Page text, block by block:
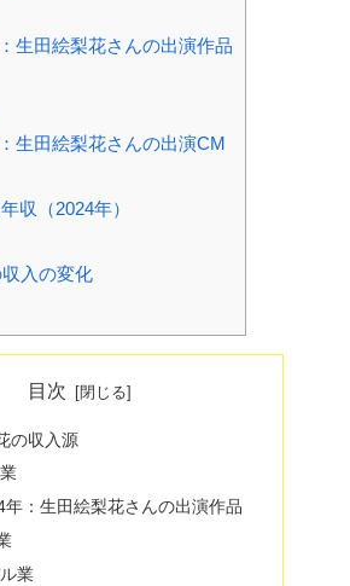
生田絵梨花さんの出演作品
生田絵梨花さんの出演CM
収（2024年）
入の変化
目次
の収入源
年：生田絵梨花さんの出演作品
業